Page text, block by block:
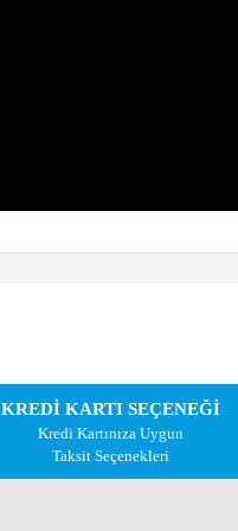
KREDİ KARTI SEÇENEĞİ
Kredi Kartınıza Uygun
Taksit Seçenekleri